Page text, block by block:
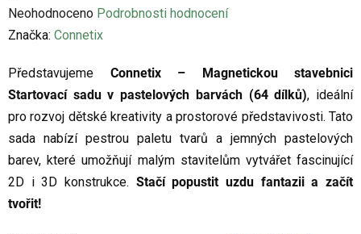
Průměrné
hodnocení
je
0,0
z
5
hvězdiček.
Neohodnoceno Podrobnosti hodnocení
Značka: Connetix
Představujeme Connetix – Magnetickou stavebnici
Startovací sadu v pastelových barvách (64 dílků), ideální
pro rozvoj dětské kreativity a prostorové představivosti. Tato
sada nabízí pestrou paletu tvarů a jemných pastelových
barev, které umožňují malým stavitelům vytvářet fascinující
2D i 3D konstrukce. Stačí popustit uzdu fantazii a začít
tvořit!